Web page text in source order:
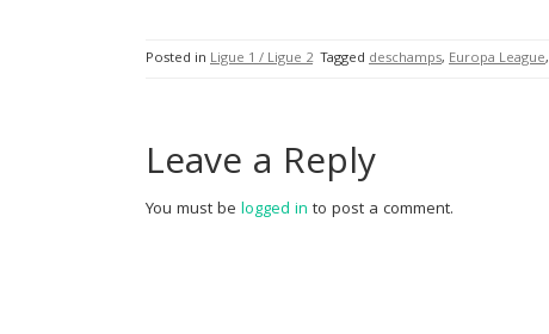
Posted in Ligue 1 / Ligue 2 Tagged deschamps, Europa League,
Leave a Reply
You must be logged in to post a comment.